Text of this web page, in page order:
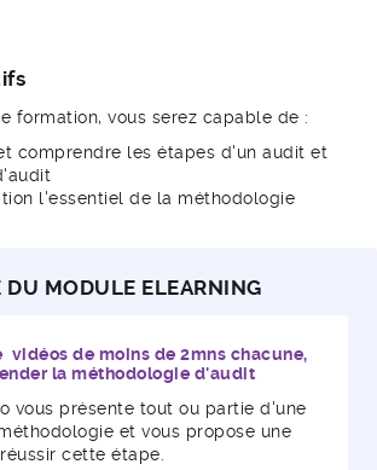
formation, vous serez capable de :
comprendre les étapes d'un audit et
l'essentiel de la méthodologie
DU MODULE ELEARNING
vidéos de moins de 2mns chacune,
la méthodologie d'audit
vous présente tout ou partie d'une
et vous propose une
cette étape.